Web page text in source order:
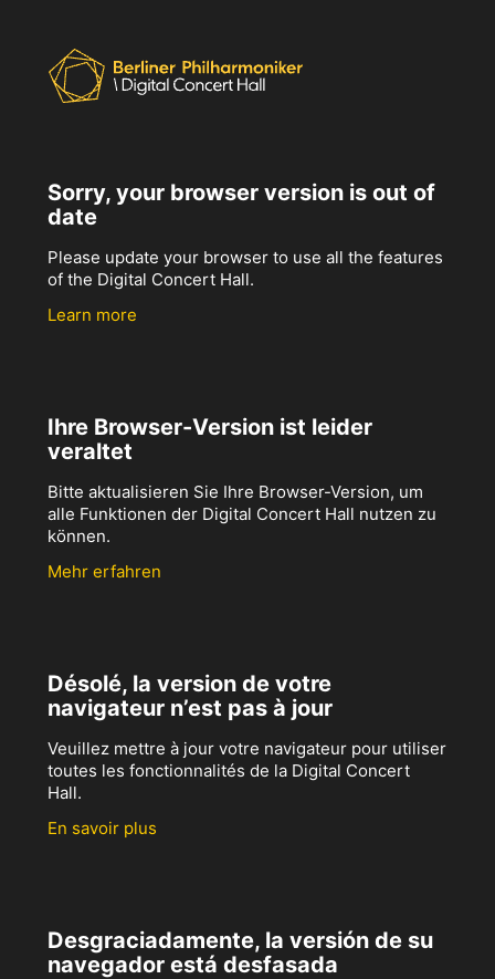
Sorry, your browser version is out of
date
Please update your browser to use all the features
of the Digital Concert Hall.
Learn more
Ihre Browser-Version ist leider
veraltet
Bitte aktualisieren Sie Ihre Browser-Version, um
alle Funktionen der Digital Concert Hall nutzen zu
können.
Mehr erfahren
Désolé, la version de votre
navigateur n’est pas à jour
Veuillez mettre à jour votre navigateur pour utiliser
toutes les fonctionnalités de la Digital Concert
Hall.
En savoir plus
Desgraciadamente, la versión de su
navegador está desfasada